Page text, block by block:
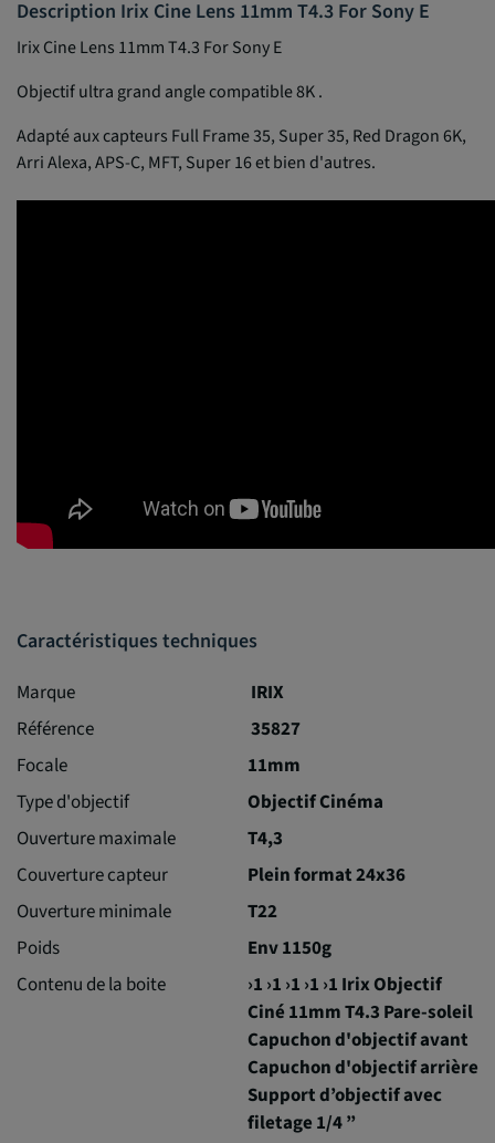
Description Irix Cine Lens 11mm T4.3 For Sony E
Irix Cine Lens 11mm T4.3 For Sony E
Objectif ultra grand angle compatible 8K .
Adapté aux capteurs Full Frame 35, Super 35, Red Dragon 6K,
Arri Alexa, APS-C, MFT, Super 16 et bien d'autres.
Caractéristiques techniques
Marque
IRIX
Référence
35827
Focale
11mm
Type d'objectif
Objectif Cinéma
Ouverture maximale
T4,3
Couverture capteur
Plein format 24x36
Ouverture minimale
T22
Poids
Env 1150g
Contenu de la boite
›1 ›1 ›1 ›1 ›1 Irix Objectif
Ciné 11mm T4.3 Pare-soleil
Capuchon d'objectif avant
Capuchon d'objectif arrière
Support d’objectif avec
filetage 1/4 ”